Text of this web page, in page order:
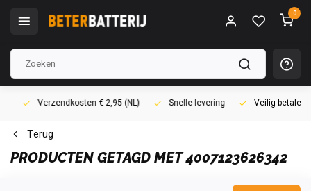
0
Verzendkosten € 2,95 (NL) Snelle levering Veilig betalen
Terug
PRODUCTEN GETAGD MET 4007123626342